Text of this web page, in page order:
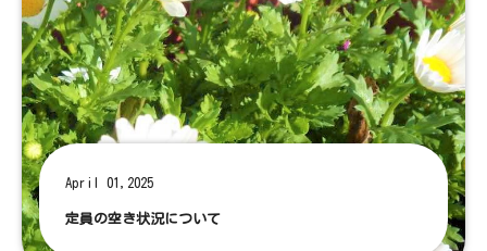
April 01,2025
定員の空き状況について